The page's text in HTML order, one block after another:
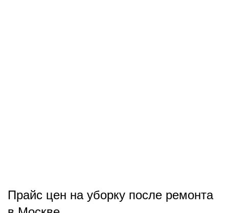
Прайс цен на уборку после ремонта